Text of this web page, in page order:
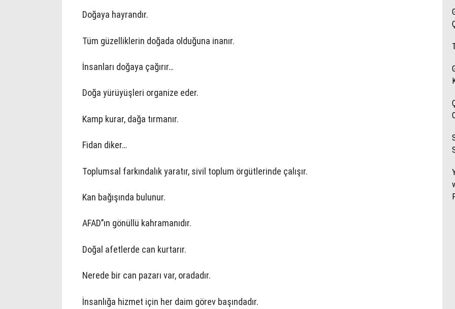
Doğaya hayrandır.
Tüm güzelliklerin doğada olduğuna inanır.
İnsanları doğaya çağırır…
Doğa yürüyüşleri organize eder.
Kamp kurar, dağa tırmanır.
Fidan diker…
Toplumsal farkındalık yaratır, sivil toplum örgütlerinde çalışır.
Kan bağışında bulunur.
AFAD’’ın gönüllü kahramanıdır.
Doğal afetlerde can kurtarır.
Nerede bir can pazarı var, oradadır.
İnsanlığa hizmet için her daim görev başındadır.